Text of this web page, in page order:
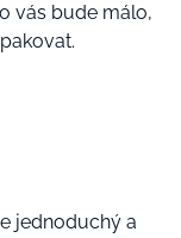
vás bude málo,
jednoduchý a